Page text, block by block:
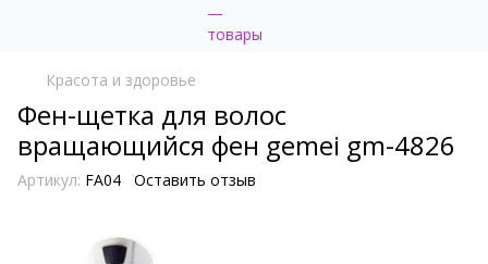
Красота и здоровье
Фен-щетка для волос
вращающийся фен gemei gm-4826
Артикул: FA04 Оставить отзыв